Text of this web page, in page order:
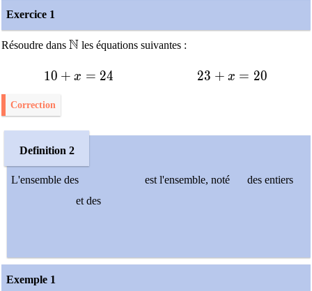
Exercice 1
Résoudre dans \mathbb{N}
N les équations suivantes :
10+x=24
10 + x = 24 23+x=20
23 + x = 20
Correction
Definition 2
L'ensemble des est l'ensemble, noté
des entiers
et des
Exemple 1